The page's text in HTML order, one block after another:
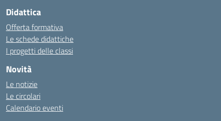
Didattica
Offerta formativa
Le schede didattiche
I progetti delle classi
Novità
Le notizie
Le circolari
Calendario eventi